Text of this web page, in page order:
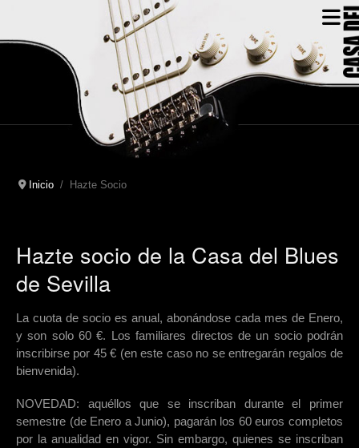
Inicio Hazte Socio
Hazte socio de la Casa del Blues
de Sevilla
La cuota de socio es anual, abonándose cada mes de Enero,
y son solo 60 €. Los familiares directos de un socio podrán
inscribirse por 45 € (en este caso no se entregarán regalos de
bienvenida).
NOVEDAD: aquéllos que se inscriban durante el primer
semestre (de Enero a Junio), pagarán los 60 euros completos
por la anualidad en vigor. Sin embargo, quienes se inscriban